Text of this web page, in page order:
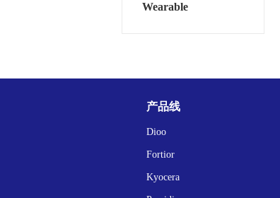
Wearable
产品线
Dioo
Fortior
Kyocera